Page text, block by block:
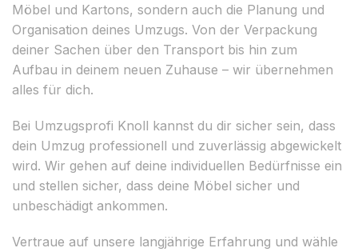
Möbel und Kartons, sondern auch die Planung und
Organisation deines Umzugs. Von der Verpackung
deiner Sachen über den Transport bis hin zum
Aufbau in deinem neuen Zuhause – wir übernehmen
alles für dich.
Bei Umzugsprofi Knoll kannst du dir sicher sein, dass
dein Umzug professionell und zuverlässig abgewickelt
wird. Wir gehen auf deine individuellen Bedürfnisse ein
und stellen sicher, dass deine Möbel sicher und
unbeschädigt ankommen.
Vertraue auf unsere langjährige Erfahrung und wähle